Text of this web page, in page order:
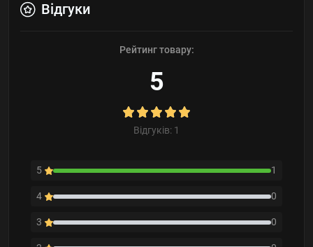
Відгуки
Рейтинг товару:
5
Відгуків: 1
5 1
4 0
3 0